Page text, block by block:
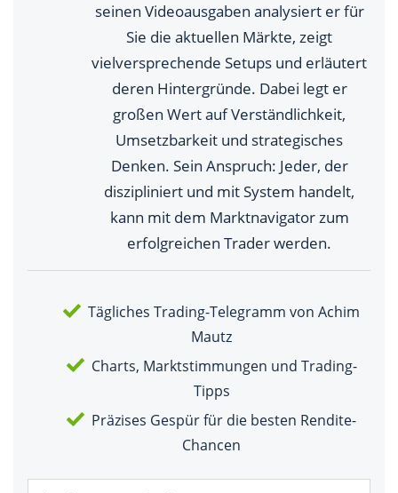
seinen Videoausgaben analysiert er für
Sie die aktuellen Märkte, zeigt
vielversprechende Setups und erläutert
deren Hintergründe. Dabei legt er
großen Wert auf Verständlichkeit,
Umsetzbarkeit und strategisches
Denken. Sein Anspruch: Jeder, der
diszipliniert und mit System handelt,
kann mit dem Marktnavigator zum
erfolgreichen Trader werden.
Tägliches Trading-Telegramm von Achim
Mautz
Charts, Marktstimmungen und Trading-
Tipps
Präzises Gespür für die besten Rendite-
Chancen